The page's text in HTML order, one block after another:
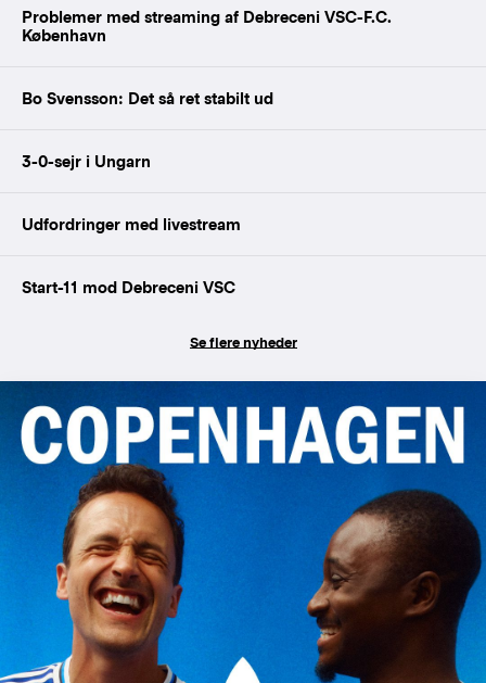
Problemer med streaming af Debreceni VSC-F.C.
København
Bo Svensson: Det så ret stabilt ud
3-0-sejr i Ungarn
Udfordringer med livestream
Start-11 mod Debreceni VSC
Se flere nyheder